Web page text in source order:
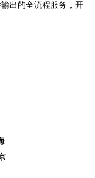
出的全流程服务，开
北京
庆